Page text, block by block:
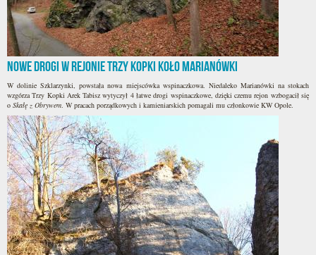
Nowe drogi w rejonie Trzy Kopki koło Marianówki
W dolinie Szklarzynki, powstała nowa miejscówka wspinaczkowa. Niedaleko Marianówki na stokach
wzgórza Trzy Kopki Arek Tabisz wytyczył 4 łatwe drogi wspinaczkowe, dzięki czemu rejon wzbogacił się
o Skałę z Obrywem. W pracach porządkowych i kamieniarskich pomagali mu członkowie KW Opole.